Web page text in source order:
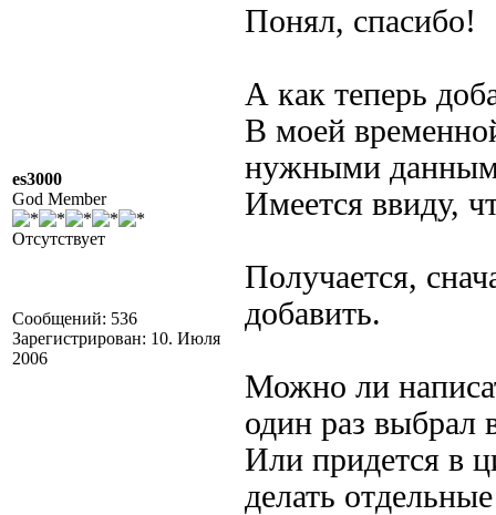
es3000
God Member
Отсутствует
Сообщений: 536
Зарегистрирован: 10. Июля
2006
Понял, спасибо!
А как теперь
В моей
нужными
Имеется ввиду,
Получается,
добавить.
Можно ли
один раз выбрал
Или придется в
делать